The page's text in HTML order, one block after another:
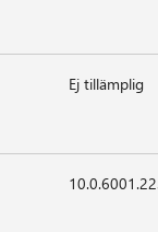
Ej tillämplig